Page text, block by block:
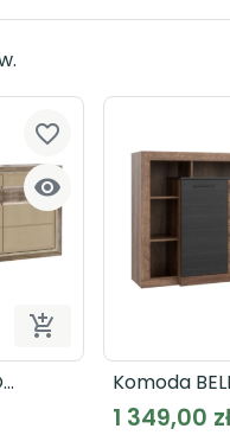


Dodaj do koszyka
favorite_border
Komoda
BLQK351L
1 349,00